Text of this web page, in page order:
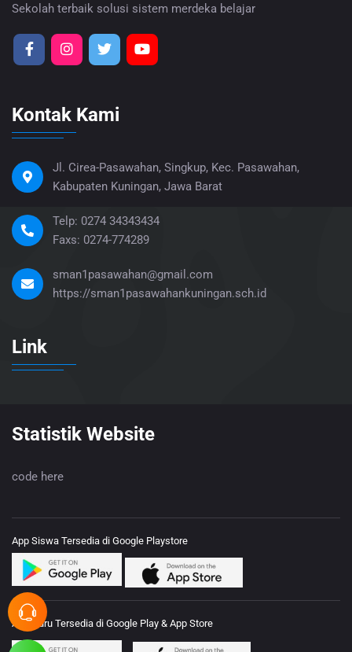
Sekolah terbaik solusi sistem merdeka belajar
Kontak Kami
Jl. Cirea-Pasawahan, Singkup, Kec. Pasawahan,
Kabupaten Kuningan, Jawa Barat
Telp: 0274 34343434
Faxs: 0274-774289
sman1pasawahan@gmail.com
https://sman1pasawahankuningan.sch.id
Link
Statistik Website
code here
App Siswa Tersedia di Google Playstore
App Guru Tersedia di Google Play & App Store